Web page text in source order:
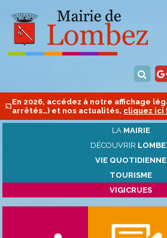
En 2026, accédez à notre affichage
arrêtés…) et nos actualités, cliquez ici !
LA MAIRIE
DÉCOUVRIR
VIE QUOTIDIENNE
TOURISME
VIGICRUES